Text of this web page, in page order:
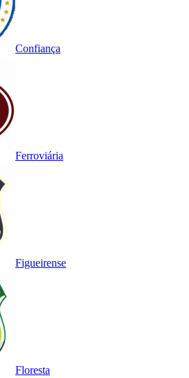
Confiança
Ferroviária
Figueirense
Floresta